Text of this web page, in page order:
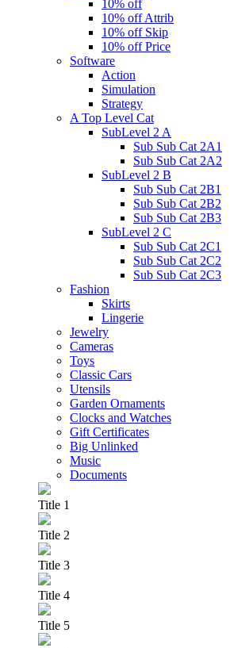
10% off
10% off Attrib
10% off Skip
10% off Price
Software
Action
Simulation
Strategy
A Top Level Cat
SubLevel 2 A
Sub Sub Cat 2A1
Sub Sub Cat 2A2
SubLevel 2 B
Sub Sub Cat 2B1
Sub Sub Cat 2B2
Sub Sub Cat 2B3
SubLevel 2 C
Sub Sub Cat 2C1
Sub Sub Cat 2C2
Sub Sub Cat 2C3
Fashion
Skirts
Lingerie
Jewelry
Cameras
Toys
Classic Cars
Utensils
Garden Ornaments
Clocks and Watches
Gift Certificates
Big Unlinked
Music
Documents
Title 1
Title 2
Title 3
Title 4
Title 5